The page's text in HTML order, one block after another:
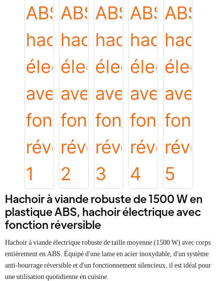
Hachoir à viande robuste de 1500 W en
plastique ABS, hachoir électrique avec
fonction réversible
Hachoir à viande électrique robuste de taille moyenne (1500 W) avec corps
entièrement en ABS. Équipé d'une lame en acier inoxydable, d'un système
anti-bourrage réversible et d'un fonctionnement silencieux, il est idéal pour
une utilisation quotidienne en cuisine.